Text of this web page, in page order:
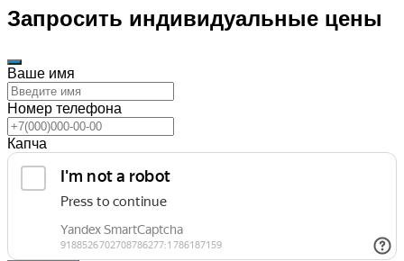
Запросить индивидуальные цены
Ваше имя
Номер телефона
Капча